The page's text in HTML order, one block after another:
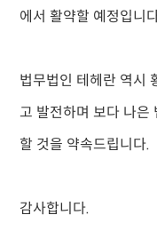
에서 활약할 예정입니
법무법인 테헤란 역시
고 발전하며 보다 나은
할 것을 약속드립니다.
감사합니다.